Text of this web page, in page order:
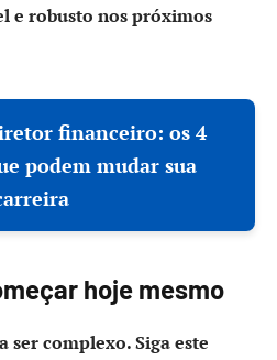
e robusto nos próximos
financeiro: os 4
podem mudar sua
hoje mesmo
ser complexo. Siga este